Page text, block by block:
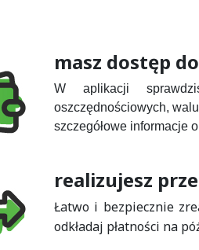
masz dostęp
W aplikacji
oszczędnościowych,
szczegółowe informacje
realizujesz
Łatwo i bezpiecznie
odkładaj płatności na